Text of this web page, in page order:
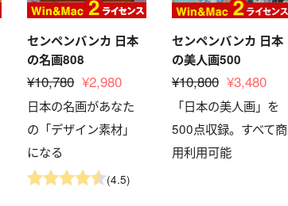
センペンバンカ 日本
の名画808
¥10,780 ¥2,980
日本の名画があなた
の「デザイン素材」
になる
(4.5)
センペンバンカ 日本
の美人画500
¥10,800 ¥3,480
「日本の美人画」を
500点収録。すべて商
用利用可能